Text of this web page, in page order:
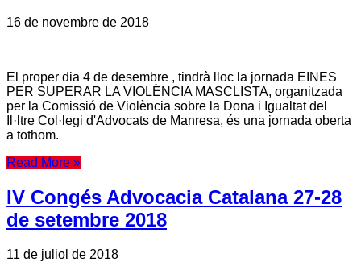
16 de novembre de 2018
El proper dia 4 de desembre , tindrà lloc la jornada EINES
PER SUPERAR LA VIOLÈNCIA MASCLISTA, organitzada
per la Comissió de Violència sobre la Dona i Igualtat del
Il·ltre Col·legi d'Advocats de Manresa, és una jornada oberta
a tothom.
Read More »
IV Congés Advocacia Catalana 27-28
de setembre 2018
11 de juliol de 2018